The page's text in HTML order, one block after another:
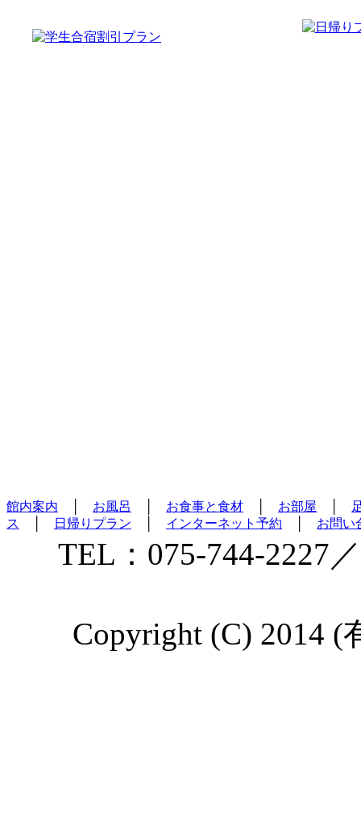
館内案内 お風呂 お食事と食材 お部屋
ス
日帰りプラン インターネット予約 お問い
TEL：075-744-2227
Copyright (C) 2014 (